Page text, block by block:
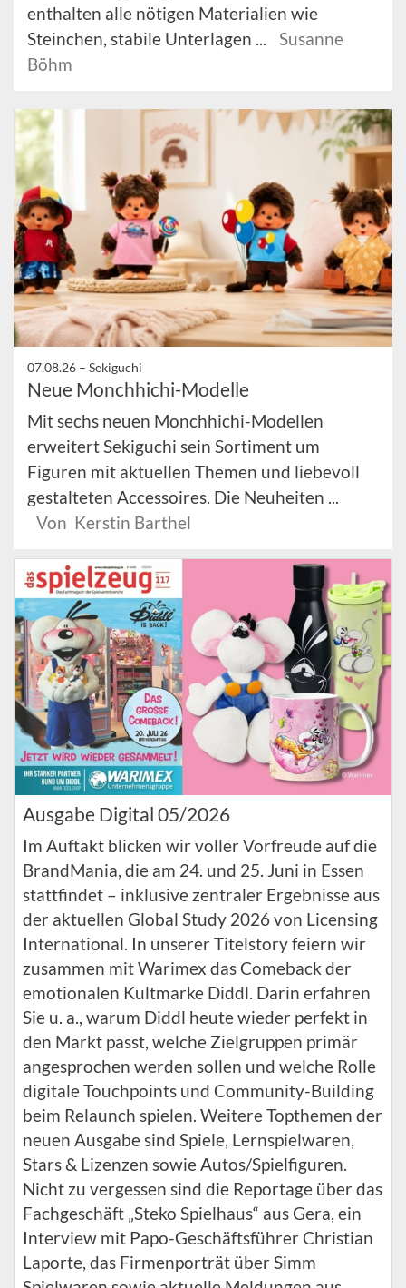
enthalten alle nötigen Materialien wie
Steinchen, stabile Unterlagen ...
Susanne
Böhm
07.08.26 – Sekiguchi
Neue Monchhichi-Modelle
Mit sechs neuen Monchhichi-Modellen
erweitert Sekiguchi sein Sortiment um
Figuren mit aktuellen Themen und liebevoll
gestalteten Accessoires. Die Neuheiten ...
Von Kerstin Barthel
Ausgabe Digital 05/2026
Im Auftakt blicken wir voller Vorfreude auf die
BrandMania, die am 24. und 25. Juni in Essen
stattfindet – inklusive zentraler Ergebnisse aus
der aktuellen Global Study 2026 von Licensing
International. In unserer Titelstory feiern wir
zusammen mit Warimex das Comeback der
emotionalen Kultmarke Diddl. Darin erfahren
Sie u. a., warum Diddl heute wieder perfekt in
den Markt passt, welche Zielgruppen primär
angesprochen werden sollen und welche Rolle
digitale Touchpoints und Community-Building
beim Relaunch spielen. Weitere Topthemen der
neuen Ausgabe sind Spiele, Lernspielwaren,
Stars & Lizenzen sowie Autos/Spielfiguren.
Nicht zu vergessen sind die Reportage über das
Fachgeschäft „Steko Spielhaus“ aus Gera, ein
Interview mit Papo-Geschäftsführer Christian
Laporte, das Firmenporträt über Simm